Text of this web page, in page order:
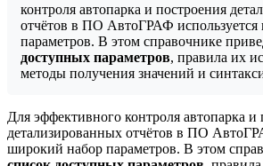
контроля автопарка и построения
отчётов в ПО АвтоГРАФ
параметров. В этом справочнике
доступных параметров, правила их
методы получения значений и
Для эффективного контроля автопарка и
детализированных отчётов в ПО
широкий набор параметров. В этом